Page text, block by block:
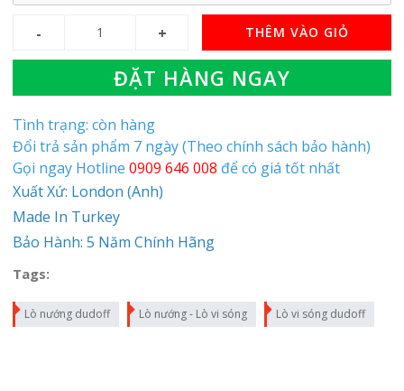
THÊM VÀO GIỎ
ĐẶT HÀNG NGAY
Tình trạng: còn hàng
Đổi trả sản phẩm 7 ngày (Theo chính sách bảo hành)
Gọi ngay Hotline 0909 646 008 để có giá tốt nhất
Xuất Xứ: London (Anh)
Made In Turkey
Bảo Hành: 5 Năm Chính Hãng
Tags:
Lò nướng dudoff Lò nướng - Lò vi sóng Lò vi sóng dudoff